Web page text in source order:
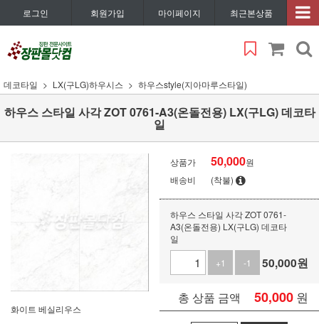
로그인 회원가입 마이페이지 최근본상품
데코타일 LX(구LG)하우시스 하우스style(지아마루스타일)
하우스 스타일 사각 ZOT 0761-A3(온돌전용) LX(구LG) 데코타
일
화이트 베실리우스
상품가 50,000원
배송비
(착불)
하우스 스타일 사각 ZOT 0761-
A3(온돌전용) LX(구LG) 데코타
일
+1
-1 50,000원
총 상품 금액 50,000 원